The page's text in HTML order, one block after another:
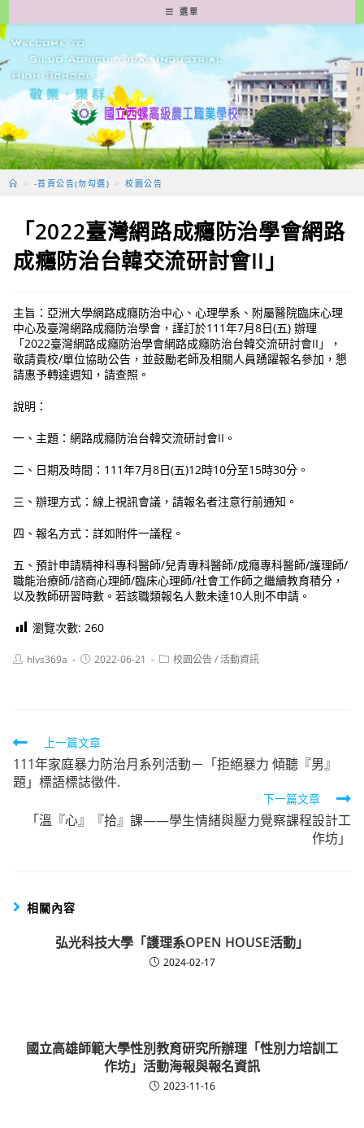
轉
至
要
容
選單
> -首頁公告(勿勾選) > 校園公告
「2022臺灣網路成癮防治學會網路
成癮防治台韓交流研討會II」
主旨：亞洲大學網路成癮防治中心、心理學系、附屬醫院臨床心理
中心及臺灣網路成癮防治學會，謹訂於111年7月8日(五) 辦理
「2022臺灣網路成癮防治學會網路成癮防治台韓交流研討會II」，
敬請貴校/單位協助公告，並鼓勵老師及相關人員踴躍報名參加，懇
請惠予轉達週知，請查照。
說明：
一、主題：網路成癮防治台韓交流研討會II。
二、日期及時間：111年7月8日(五)12時10分至15時30分。
三、辦理方式：線上視訊會議，請報名者注意行前通知。
四、報名方式：詳如附件一議程。
五、預計申請精神科專科醫師/兒青專科醫師/成癮專科醫師/護理師/
職能治療師/諮商心理師/臨床心理師/社會工作師之繼續教育積分，
以及教師研習時數。若該職類報名人數未達10人則不申請。
瀏覽次數: 260
Posthlvs369a
Post2022-06-21
Post校園公告/活動資訊
Read
more
articles
上一篇文章
111年家庭暴力防治月系列活動－「拒絕暴力 傾聽『男』
題」標語標誌徵件.
下一篇文章
「溫『心』『拾』課——學生情緒與壓力覺察課程設計工
作坊」
相關內容
弘光科技大學「護理系OPEN HOUSE活動」
2024-02-17
國立高雄師範大學性別教育研究所辦理「性別力培訓工
作坊」活動海報與報名資訊
2023-11-16